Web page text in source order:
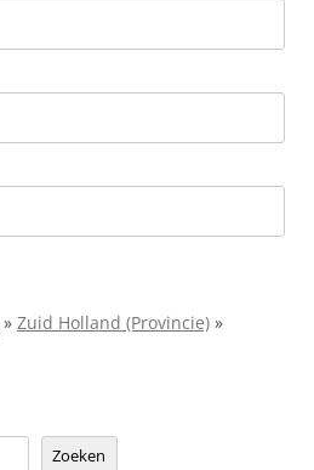
» Zuid Holland (Provincie) »
Zoeken